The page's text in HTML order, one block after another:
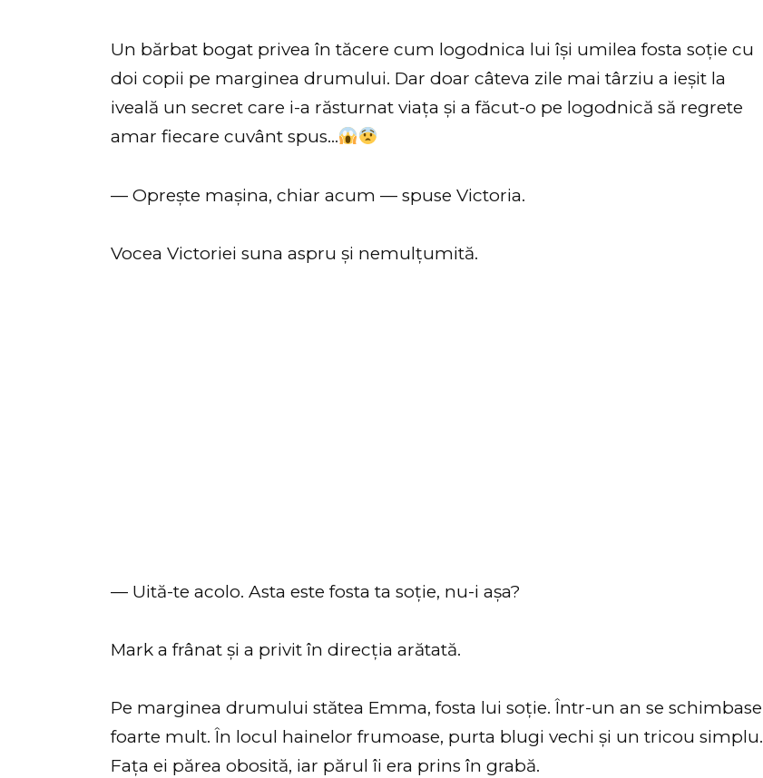
Un bărbat bogat privea în tăcere cum logodnica lui își umilea fosta soție cu
doi copii pe marginea drumului. Dar doar câteva zile mai târziu a ieșit la
iveală un secret care i-a răsturnat viața și a făcut-o pe logodnică să regrete
amar fiecare cuvânt spus…
— Oprește mașina, chiar acum — spuse Victoria.
Vocea Victoriei suna aspru și nemulțumită.
— Uită-te acolo. Asta este fosta ta soție, nu-i așa?
Mark a frânat și a privit în direcția arătată.
Pe marginea drumului stătea Emma, fosta lui soție. Într-un an se schimbase
foarte mult. În locul hainelor frumoase, purta blugi vechi și un tricou simplu.
Fața ei părea obosită, iar părul îi era prins în grabă.